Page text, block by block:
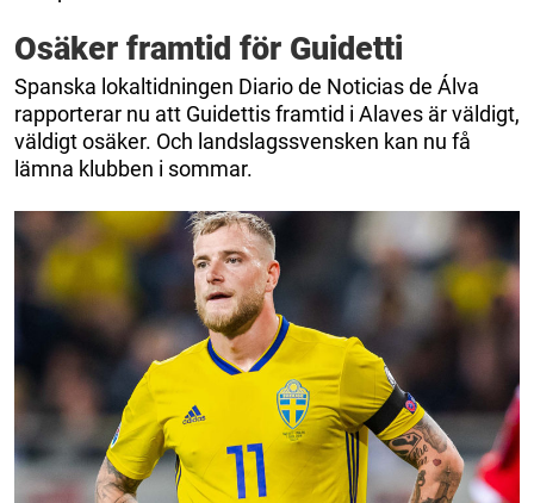
Osäker framtid för Guidetti
Spanska lokaltidningen Diario de Noticias de Álva
rapporterar nu att Guidettis framtid i Alaves är väldigt,
väldigt osäker. Och landslagssvensken kan nu få
lämna klubben i sommar.